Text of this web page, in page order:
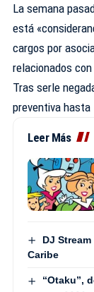
La semana
está
cargos por
relacionados
Tras serle
preventiva hasta
Leer Más
DJ
Caribe
“Otaku”,